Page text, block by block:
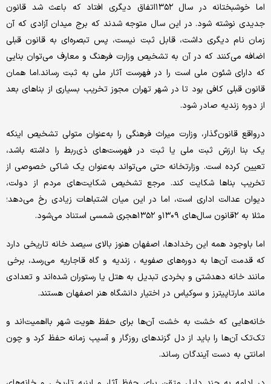
اما خوشبختانه در سال ۱۳۵۲اتفاق دیگری افتاد که باعث شد قانون
جدیدی نوشته شود. در این سال متوجه شدند که برج میدان آزادی که آن
زمان نام دیگری داشت، قابل ثبت نیست، پس تبصره‌ای به قانون قبلی
اضافه می‌کنند که در آن به تشخیص وزارت فرهنگ و معارف می‌توان بنایی
که دارای شئون ملی است را در فهرست آثار ملی به ثبت رساند.اما همان
قانون قبلی کافی بود تا در شهر تهران مجوز تخریب بسیاری از بناهای بعد
از دوره زندیه صادر شود.
درواقع قانون‌گذار، وزارت میراث فرهنگی را به‌عنوان متولی تشخیص اینکه
یک بنا ارزش ثبت ملی یا ثبت در فهرست‌های ذی‌ربط را داشته باشد،
تعیین کرده است. وزارتخانه حتی می‌تواند به‌عنوان یک شاکی خصوصی از
تخریب بنا‌ها شکایت کند. مرجع تشخیص شکایت‌های مردم از دولت،
دیوان عدالت اداری است، اما در این میان اشتباهات زیادی رخ می‌دهد؛
مثلا به ۲قانون سال‌های ۱۳۰۹و ۱۳۵۲هجری شمسی استناد می‌شود.
اما باوجود همه این رخدادها، اصفهان هنوز بالای سیصد خانه تاریخی دارد
که قدمت آن‌ها به دوره‌های صفویه ، زندیه و گاه قاجاریه می‌رسد، برخی
مانند خانه دهدشتی و بخردی تبدیل به هتل یا رستوران شده‌اند و تعدادی
مانند مارتاپیترز و سوکیاس در اختیار دانشگاه هنر اصفهان هستند.
خانه‌هایی که خشت به خشت آن‌ها برای حفظ هویت شهر بااهمیت‌اند و
تک‌تک آن‌ها را باید از دل گزندهای روزگار و آسیب زمانه حفظ کرد و چون
امانتی به دست آیندگان رساند.